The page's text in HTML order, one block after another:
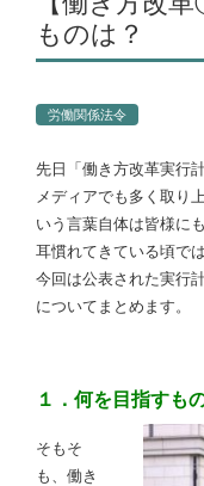
ものは？
労働関係法令
先日「働き方改革実行
メディアでも多く取り
いう言葉自体は皆様に
耳慣れてきている頃で
今回は公表された実行
についてまとめます。
１．何を目指すも
そもそ
も、働き